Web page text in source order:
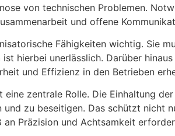
von technischen Problemen.
und offene
Fähigkeiten wichtig. Sie
hierbei unerlässlich. Darüber
und Effizienz in den Betrieben
zentrale Rolle. Die Einhaltung
zu beseitigen. Das schützt
an Präzision und Achtsamkeit